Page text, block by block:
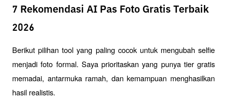
7 Rekomendasi AI Pas Foto Gratis Terbaik
2026
Berikut pilihan tool yang paling cocok untuk mengubah selfie
menjadi foto formal. Saya prioritaskan yang punya tier gratis
memadai, antarmuka ramah, dan kemampuan menghasilkan
hasil realistis.